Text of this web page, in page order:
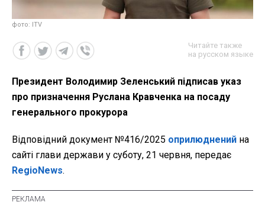
фото: ITV
Читайте также
на русском языке
Президент Володимир Зеленський підписав указ
про призначення Руслана Кравченка на посаду
генерального прокурора
Відповідний документ №416/2025 оприлюднений на
сайті глави держави у суботу, 21 червня, передає
RegioNews.